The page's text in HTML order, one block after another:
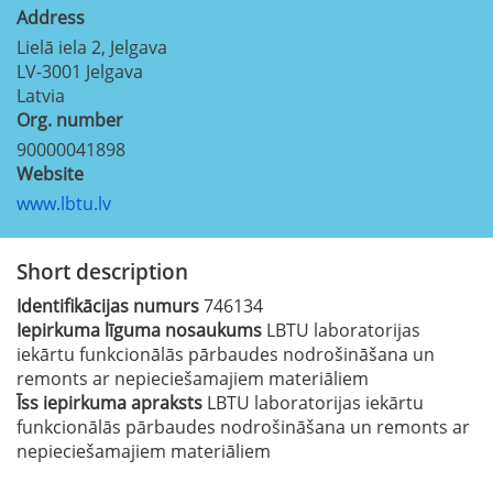
Address
Lielā iela 2, Jelgava
LV-3001 Jelgava
Latvia
Org. number
90000041898
Website
www.lbtu.lv
Short description
Identifikācijas numurs746134
Iepirkuma līguma nosaukums LBTU laboratorijas
iekārtu funkcionālās pārbaudes nodrošināšana un
remonts ar nepieciešamajiem materiāliem
Īss iepirkuma apraksts LBTU laboratorijas iekārtu
funkcionālās pārbaudes nodrošināšana un remonts ar
nepieciešamajiem materiāliem